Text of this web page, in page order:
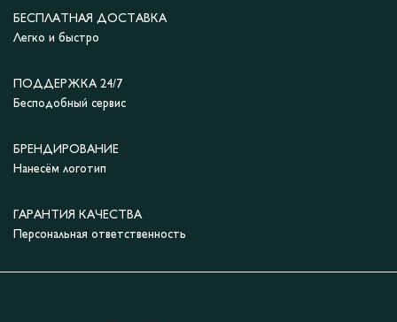
БЕСПЛАТНАЯ ДОСТАВКА
Легко и быстро
ПОДДЕРЖКА 24/7
Бесподобный сервис
БРЕНДИРОВАНИЕ
Нанесём логотип
ГАРАНТИЯ КАЧЕСТВА
Персональная ответственность